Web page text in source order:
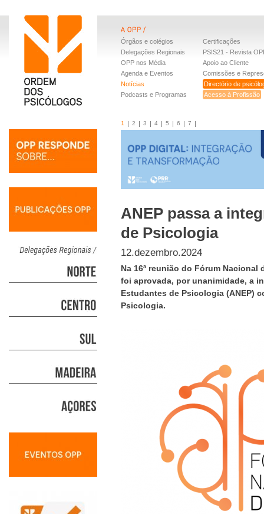
Órgãos e colégios
Delegações Regionais
OPP nos Média
Agenda e Eventos
Notícias
Podcasts e Programas
Certificações
PSIS21 - Revista
Apoio ao Cliente
Comissões e
Directório de
Acesso à Profissão
1 2 3 4 5 6 7
ANEP passa a
de Psicologia
12.dezembro.2024
Na 16ª reunião do Fórum Nacional
foi aprovada, por unanimidade, a
Estudantes de Psicologia (ANEP)
Psicologia.